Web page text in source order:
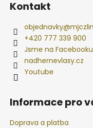
Kontakt
objednavky@
+420 777 339 900
Jsme na Facebooku
nadhernevlasy.cz
Youtube
Informace pro
Doprava a platba